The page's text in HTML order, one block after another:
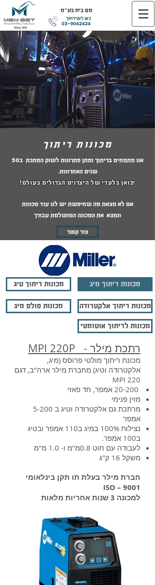
מם בית בע"מ
03-9042424
כאן לשירותך
מכונות ריתוך
אנו מתמחים בריתוך ומתן פתרונות לשוק המתכת ב50
שנים האחרונות.
יבואן בלעדי של היצרנים הגדולים בעולם!
אם לא מצאת מה שחיפשת יש לנו עוד מכונות
ונמצא את המכונה המושלמת עבורך
צור קשר
מכונות ריתוך טיג
מכונות פולס מיג
מכונות ריתוך מיג
מכונות ריתוך אלקטרודה
מכונות לריתוך אוטומטי
רתכת מילר - MPI 220P
מכונת ריתוך מולטי פרוסס (מיג,
אלקטרודה וטיג) מחברת מילר ארה"ב, דגם
MPI 220
מזין פנימי
מרתכת גם אלקטרודה וטיג ב 5-200
אמפר
נצילות 100% במיג ב110 אמפר ובטיג
ב100 אמפר.
לעבודה עם חוט 0.8מ"מ ו- 1.0 מ"מ
משקל 16 ק"ג
חברת מילר בעלת תו תקן בינלאומי
9001 – ISO
למכונה 3 שנות אחריות מלאות